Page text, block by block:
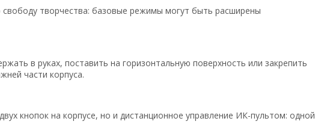
творчества: базовые режимы могут быть расширены
в руках, поставить на горизонтальную поверхность или закрепить
части корпуса.
кнопок на корпусе, но и дистанционное управление ИК-пультом: одной